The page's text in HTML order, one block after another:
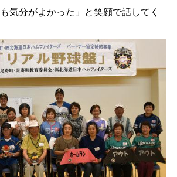
気分がよかった」と笑顔で話してく